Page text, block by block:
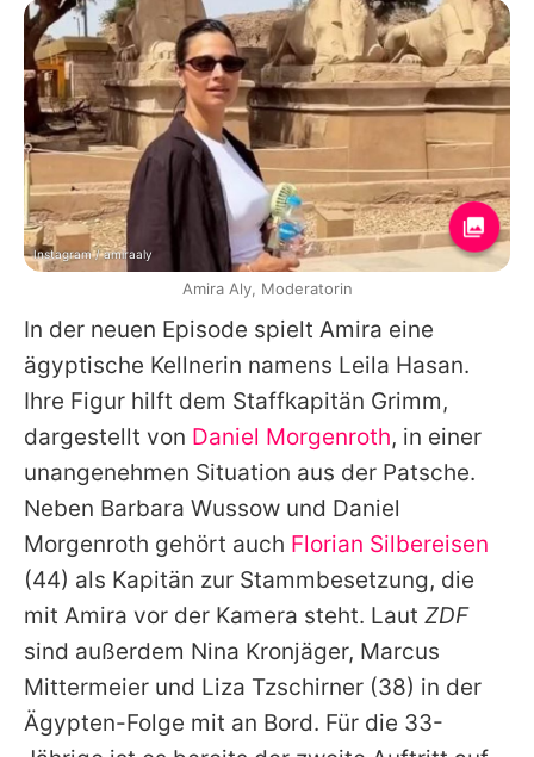
In der neuen Episode spielt Amira eine
ägyptische Kellnerin namens Leila Hasan.
Ihre Figur hilft dem Staffkapitän Grimm,
dargestellt von Daniel Morgenroth, in einer
unangenehmen Situation aus der Patsche.
Neben Barbara Wussow und Daniel
Morgenroth gehört auch Florian Silbereisen
(44) als Kapitän zur Stammbesetzung, die
mit Amira vor der Kamera steht. Laut ZDF
sind außerdem Nina Kronjäger, Marcus
Mittermeier und Liza Tzschirner (38) in der
Ägypten-Folge mit an Bord. Für die 33-
Instagram / amiraaly
Amira Aly, Moderatorin